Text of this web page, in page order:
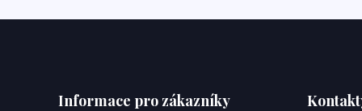
Informace pro zákazníky